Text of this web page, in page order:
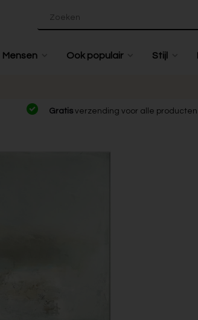
Mensen Ook populair Stijl
Gratisverzending voor alle producten